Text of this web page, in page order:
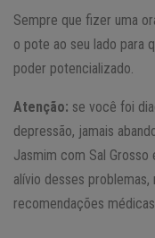
Sempre que fizer uma
o pote ao seu lado para
poder potencializado.
Atenção: se você foi
depressão, jamais
Jasmim com Sal
alívio desses
recomendações médicas.